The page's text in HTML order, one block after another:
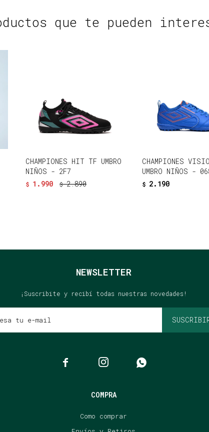
que te pueden
CHAMPIONES HIT TF UMBRO
NIÑOS - 2F7
$ 1.990 $ 2.890
CHAMPIONES
UMBRO NIÑOS -
$ 2.190
COMPRA
Como comprar
NEWSLETTER
¡Suscribite y recibí todas nuestras novedades!
  